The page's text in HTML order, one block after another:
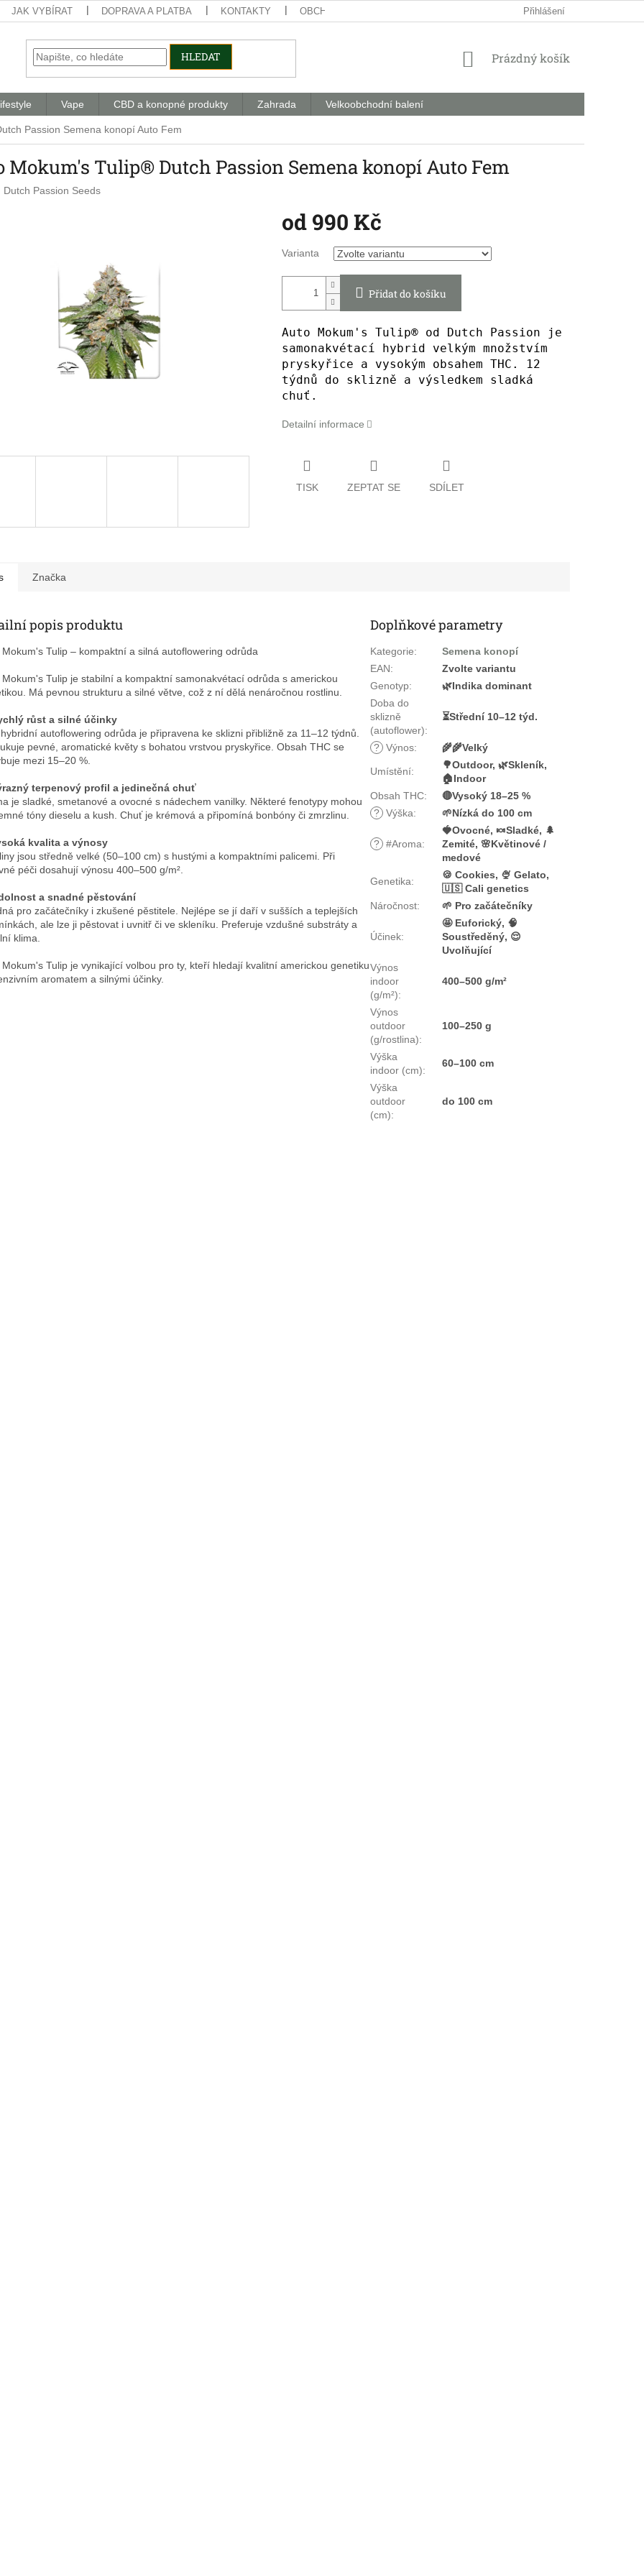
JAK VYBÍRAT DOPRAVA A PLATBA KONTAKTY OBCHODNÍ PODMÍNKY PODMÍNKY OCHRANY OSOBNÍCH ÚDAJŮ
Přihlášení
HLEDAT
NÁKUPNÍ
Prázdný košík
Vape CBD a konopné produkty Zahrada Velkoobchodní balení
Passion Semena konopí Auto Fem
Mokum's Tulip® Dutch Passion Semena konopí Auto Fem
Dutch Passion Seeds
od 990 Kč
Měrná
cena:
Varianta
Přidat do košíku
Auto Mokum's Tulip® od Dutch Passion je
samonakvétací hybrid velkým množstvím
pryskyřice a vysokým obsahem THC. 12
týdnů do sklizně a výsledkem sladká
chuť.
Detailní informace
TISK ZEPTAT SE SDÍLET
Značka
popis produktu
Mokum's Tulip – kompaktní a silná autoflowering odrůda
Mokum's Tulip je stabilní a kompaktní samonakvétací odrůda s americkou
Má pevnou strukturu a silné větve, což z ní dělá nenáročnou rostlinu.
růst a silné účinky
autoflowering odrůda je připravena ke sklizni přibližně za 11–12 týdnů.
pevné, aromatické květy s bohatou vrstvou pryskyřice. Obsah THC se
mezi 15–20 %.
terpenový profil a jedinečná chuť
je sladké, smetanové a ovocné s nádechem vanilky. Některé fenotypy mohou
tóny dieselu a kush. Chuť je krémová a připomíná bonbóny či zmrzlinu.
kvalita a výnosy
jsou středně velké (50–100 cm) s hustými a kompaktními palicemi. Při
péči dosahují výnosu 400–500 g/m².
a snadné pěstování
pro začátečníky i zkušené pěstitele. Nejlépe se jí daří v sušších a teplejších
ale lze ji pěstovat i uvnitř či ve skleníku. Preferuje vzdušné substráty a
klima.
Mokum's Tulip je vynikající volbou pro ty, kteří hledají kvalitní americkou genetiku
aromatem a silnými účinky.
Doplňkové parametry
Kategorie:
Semena konopí
EAN:
Zvolte variantu
Genotyp:
🌿Indika dominant
Doba do
sklizně
(autoflower):
⏳Střední 10–12 týd.
? Výnos: 🌾🌾Velký
Umístění:
🌳Outdoor, 🌿Skleník,
🏠Indoor
Obsah THC:
🔴Vysoký 18–25 %
? Výška: 🌱Nízká do 100 cm
? #Aroma:
🍓Ovocné, 🍬Sladké, 🌲
Zemité, 🌸Květinové /
medové
Genetika:
🍪 Cookies, 🍨 Gelato,
🇺🇸 Cali genetics
Náročnost: 🌱 Pro začátečníky
Účinek:
🤩 Euforický, 🧠
Soustředěný, 😌
Uvolňující
Výnos
indoor
(g/m²):
400–500 g/m²
Výnos
outdoor
(g/rostlina):
100–250 g
Výška
indoor (cm):
60–100 cm
Výška
outdoor
(cm):
do 100 cm